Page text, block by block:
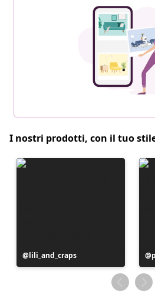
I nostri prodotti, con il tuo
Post
pubblicato
lili_and_craps
da